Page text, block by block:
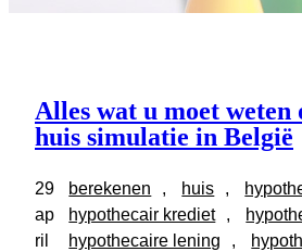
Alles wat u moet weten
huis simulatie in België
29
ap
ril
berekenen , huis ,
hypothecair krediet
,
hypothecaire lening
,